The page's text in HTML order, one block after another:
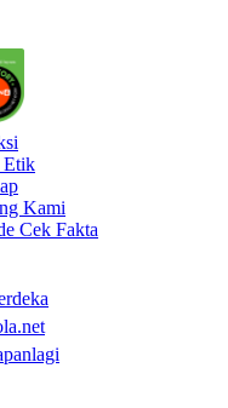
Etik
Kami
Cek Fakta